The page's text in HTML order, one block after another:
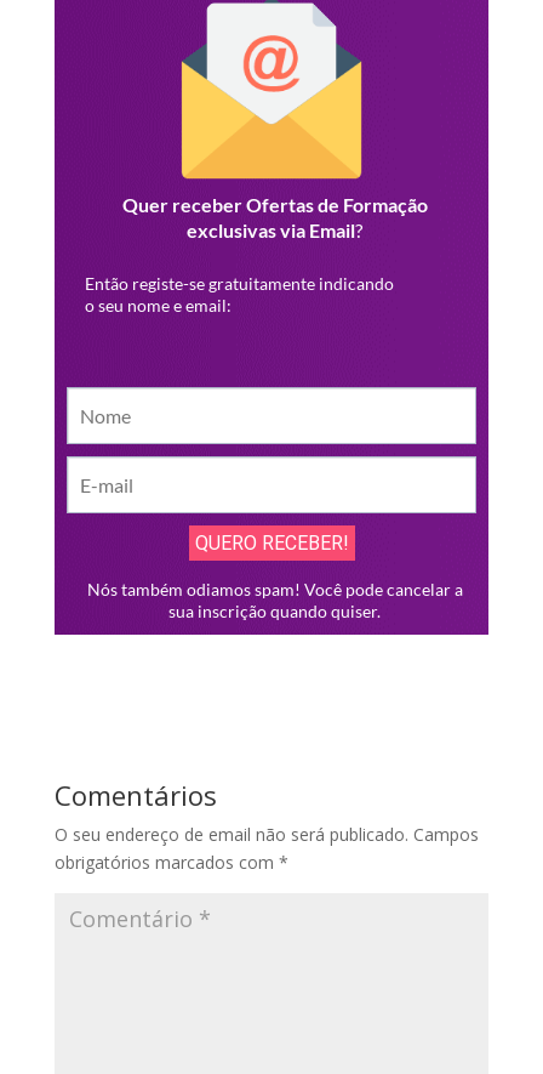
Comentários
O seu endereço de email não será publicado. Campos
obrigatórios marcados com *